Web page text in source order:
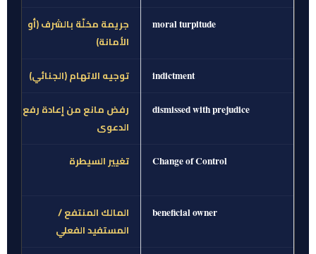
moral turpitude
جريمة مخلّة بالشرف (أو
الأمانة)
indictment توجيه الاتهام (الجنائي)
dismissed with prejudice
رفض مانع من إعادة رفع
الدعوى
Change of Control تغيير السيطرة
beneficial owner
المالك المنتفع /
المستفيد الفعلي